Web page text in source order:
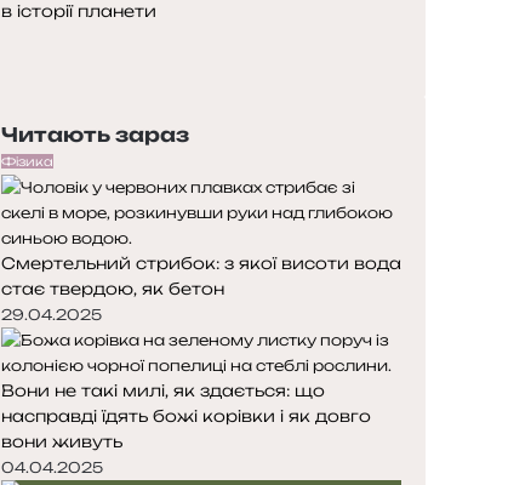
в історії планети
р
е
д
н
я
с
т
о
р
і
н
к
а
т
у
п
н
а
с
т
о
р
і
н
к
а
Читають зараз
Фізика
Смертельний стрибок: з якої висоти вода
стає твердою, як бетон
29.04.2025
Вони не такі милі, як здається: що
насправді їдять божі корівки і як довго
вони живуть
04.04.2025